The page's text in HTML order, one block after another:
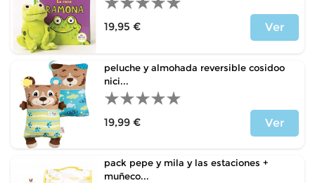
19,95 €
Ver
peluche y almohada reversible cosidoo
nici...
19,99 €
Ver
pack pepe y mila y las estaciones +
muñeco...